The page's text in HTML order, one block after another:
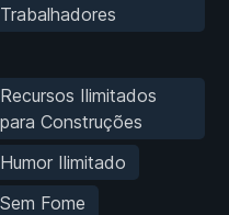
Trabalhadores
Recursos Ilimitados
para Construções
Humor Ilimitado
Sem Fome